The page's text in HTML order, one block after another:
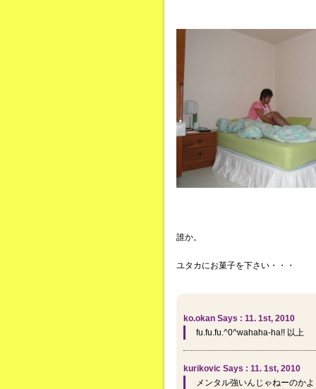
誰か。
ユタカにお菓子を下さい・・・
ko.okan Says : 11. 1st, 2010
fu.fu.fu.^0^wahaha-ha!! 以上
kurikovic Says : 11. 1st, 2010
メンタル強いんじゃねーのか